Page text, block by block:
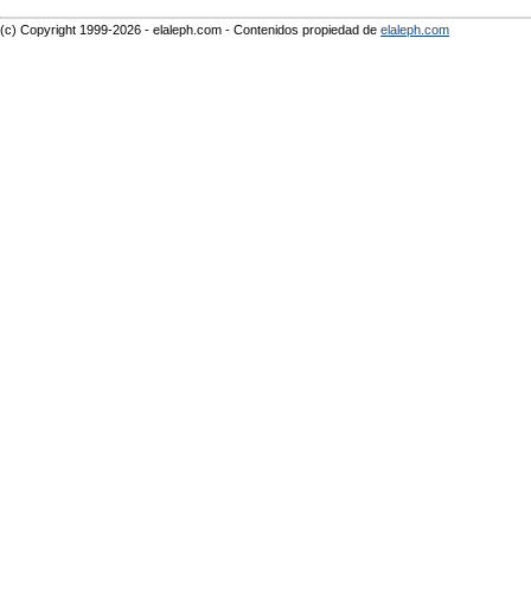
(c) Copyright 1999-2026 - elaleph.com - Contenidos propiedad de elaleph.com